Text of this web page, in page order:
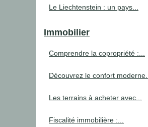
Le Liechtenstein : un pays...
Immobilier
Comprendre la copropriété :...
Découvrez le confort moderne...
Les terrains à acheter avec...
Fiscalité immobilière :...